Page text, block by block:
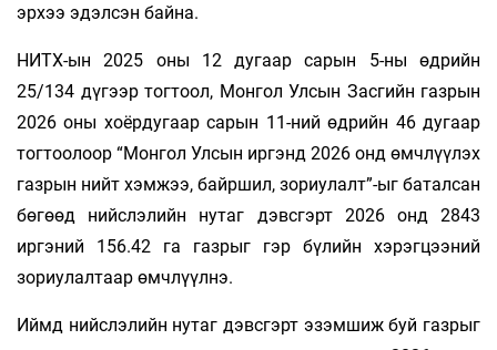
эрхээ эдэлсэн байна.
НИТХ-ын 2025 оны 12 дугаар сарын 5-ны өдрийн
25/134 дүгээр тогтоол, Монгол Улсын Засгийн газрын
2026 оны хоёрдугаар сарын 11-ний өдрийн 46 дугаар
тогтоолоор “Монгол Улсын иргэнд 2026 онд өмчлүүлэх
газрын нийт хэмжээ, байршил, зориулалт”-ыг баталсан
бөгөөд нийслэлийн нутаг дэвсгэрт 2026 онд 2843
иргэний 156.42 га газрыг гэр бүлийн хэрэгцээний
зориулалтаар өмчлүүлнэ.
Иймд нийслэлийн нутаг дэвсгэрт эзэмшиж буй газрыг